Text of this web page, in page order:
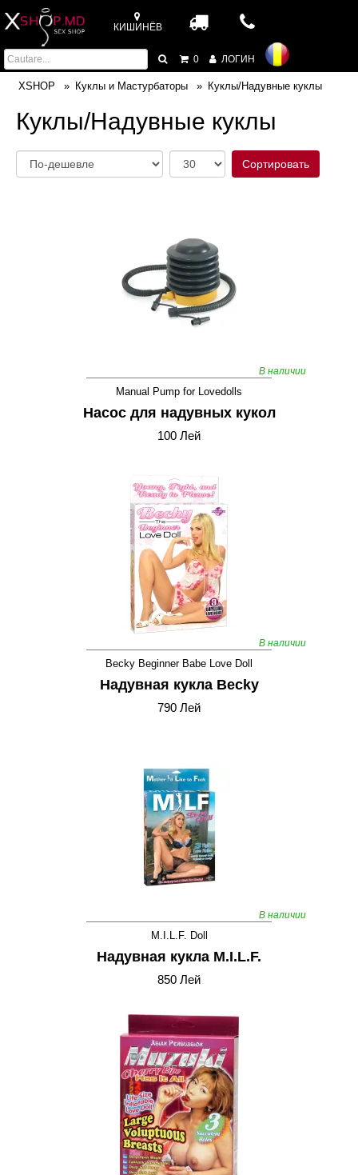
КИШИНЁВ
0 ЛОГИН
XSHOP Куклы и Мастурбаторы Куклы/Надувные куклы
Куклы/Надувные куклы
Сортировать
В наличии
Manual Pump for Lovedolls
Насос для надувных кукол
100 Лей
В наличии
Becky Beginner Babe Love Doll
Надувная кукла Becky
790 Лей
В наличии
M.I.L.F. Doll
Надувная кукла M.I.L.F.
850 Лей